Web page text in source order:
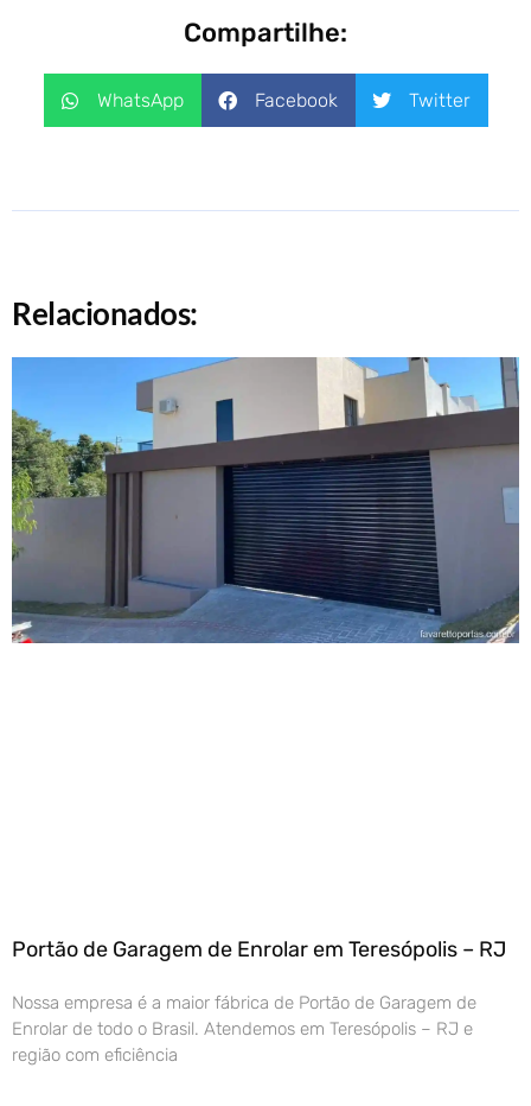
Compartilhe:
WhatsApp Facebook Twitter
Relacionados:
Portão de Garagem de Enrolar em Teresópolis – RJ
Nossa empresa é a maior fábrica de Portão de Garagem de
Enrolar de todo o Brasil. Atendemos em Teresópolis – RJ e
região com eficiência